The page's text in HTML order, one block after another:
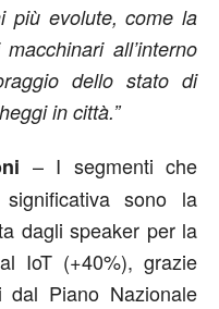
più evolute, come la
all’interno
dello stato di
in città.”
– I segmenti che
sono la
dagli speaker per la
IoT (+40%), grazie
dal Piano Nazionale